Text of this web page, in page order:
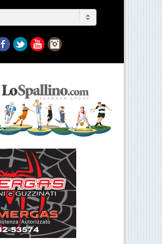
Facebook
TwitterYouTubeInstagram